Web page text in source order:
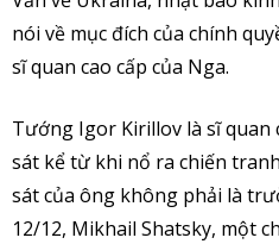
nói về mục đích của chính
sĩ quan cao cấp của Nga.
Tướng Igor Kirillov là sĩ quan
sát kể từ khi nổ ra chiến
sát của ông không phải là
12/12, Mikhail Shatsky, một